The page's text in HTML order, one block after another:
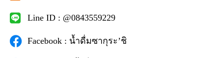
Line ID : @0843559229
Facebook : น้ำดื่มซากุระ’ชิ